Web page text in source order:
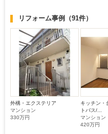
リフォーム事例 （91件）
外構・エクステリア
マンション
330万円
キッチン・
トバス/...
マンション
420万円